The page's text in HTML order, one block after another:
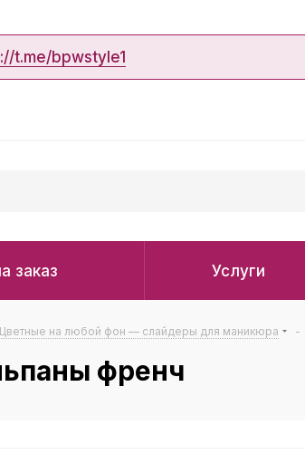
t.me/bpwstyle1
заказ Услуги
Цветные на любой фон — слайдеры для маникюра -
френч